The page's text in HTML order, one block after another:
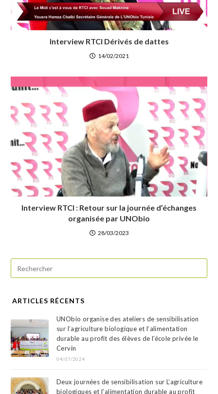
Interview RTCI Dérivés de dattes
14/02/2021
Interview RTCI : Retour sur la journée d’échanges
organisée par UNObio
28/03/2023
ARTICLES RÉCENTS
UNObio organise des ateliers de sensibilisation
sur l’agriculture biologique et l’alimentation
durable au profit des élèves de l’école privée le
Cervin
04/07/2024
Deux journées de sensibilisation sur L’agriculture
biologiques et l’alimentation durable au profit